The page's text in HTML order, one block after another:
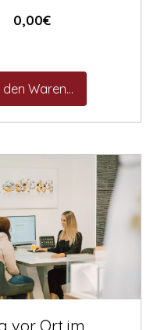
0,00€Preis
den Warenkorb
vor Ort im